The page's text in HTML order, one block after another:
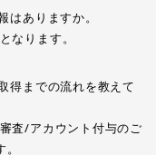
ありますか。
なります。
得までの流れを教えて
査/アカウント付与のご